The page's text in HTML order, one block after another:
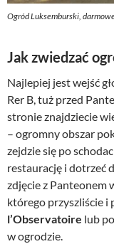
Ogród Luksemburski,
Jak zwiedzać
Najlepiej jest wejść
Rer B, tuż przed
stronie znajdziecie
– ogromny obszar
zejdzie się po
restaurację i dotrzeć
zdjęcie z Panteonem
którego przyszliście i
l’Observatoire lub
w ogrodzie.